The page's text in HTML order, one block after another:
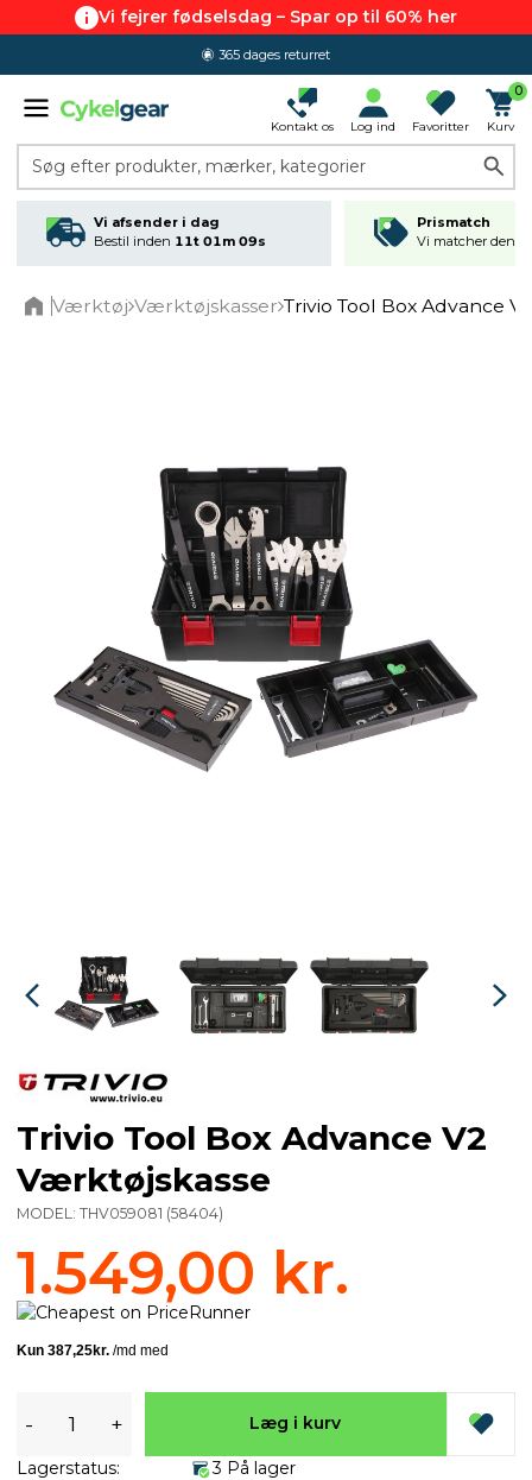
Vi fejrer fødselsdag – Spar op til 60% her
365 dages returret
Kontakt os Log ind Favoritter
0
Kurv
Søg efter produkter, mærker, kategorier
Vi afsender i dag
Bestil inden 11t 01m 09s
Prismatch
Vi matcher den
Værktøj Værktøjskasser Trivio Tool Box Advance
Trivio Tool Box Advance V2
Værktøjskasse
MODEL: THV059081 (58404)
1.549,00 kr.
- + Læg i kurv
Lagerstatus:
3 På lager